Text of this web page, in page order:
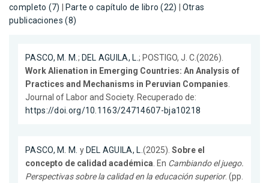
completo (7)
Parte o capítulo de libro (22)
Otras
publicaciones (8)
PASCO, M. M. ; DEL AGUILA, L. ; POSTIGO, J. C.(2026).
Work Alienation in Emerging Countries: An Analysis of
Practices and Mechanisms in Peruvian Companies
Journal of Labor and Society. Recuperado de:
https://doi.org/10.1163/24714607-bja10218
PASCO, M. M. y DEL AGUILA, L. (2025). Sobre el
concepto de calidad académica . En Cambiando el juego.
Perspectivas sobre la calidad en la educación superior. (pp.